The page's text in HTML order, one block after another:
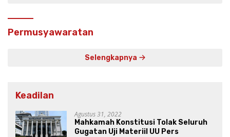
Permusyawaratan
Selengkapnya
Keadilan
Agustus 31, 2022
Mahkamah Konstitusi Tolak Seluruh
Gugatan Uji Materiil UU Pers